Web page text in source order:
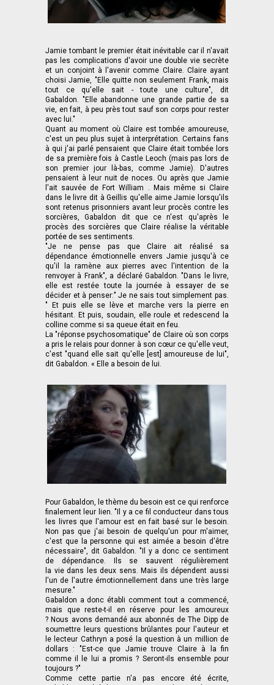
Jamie tombant le premier était inévitable car il n'avait
pas les complications d'avoir une double vie secrète
et un conjoint à l'avenir comme Claire. Claire ayant
choisi Jamie, "Elle quitte non seulement Frank, mais
tout ce qu'elle sait - toute une culture", dit
Gabaldon. "Elle abandonne une grande partie de sa
vie, en fait, à peu près tout sauf son corps pour rester
avec lui."
Quant au moment où Claire est tombée amoureuse,
c'est un peu plus sujet à interprétation. Certains fans
à qui j'ai parlé pensaient que Claire était tombée lors
de sa première fois à Castle Leoch (mais pas lors de
son premier jour là-bas, comme Jamie). D'autres
pensaient à leur nuit de noces. Ou après que Jamie
l'ait sauvée de Fort William . Mais même si Claire
dans le livre dit à Geillis qu'elle aime Jamie lorsqu'ils
sont retenus prisonniers avant leur procès contre les
sorcières, Gabaldon dit que ce n'est qu'après le
procès des sorcières que Claire réalise la véritable
portée de ses sentiments.
"Je ne pense pas que Claire ait réalisé sa
dépendance émotionnelle envers Jamie jusqu'à ce
qu'il la ramène aux pierres avec l'intention de la
renvoyer à Frank", a déclaré Gabaldon. "Dans le livre,
elle est restée toute la journée à essayer de se
décider et à penser:" Je ne sais tout simplement pas.
" Et puis elle se lève et marche vers la pierre en
hésitant. Et puis, soudain, elle roule et redescend la
colline comme si sa queue était en feu.
La "réponse psychosomatique" de Claire où son corps
a pris le relais pour donner à son cœur ce qu'elle veut,
c'est "quand elle sait qu'elle [est] amoureuse de lui",
dit Gabaldon. « Elle a besoin de lui.
Pour Gabaldon, le thème du besoin est ce qui renforce
finalement leur lien. "Il y a ce fil conducteur dans tous
les livres que l'amour est en fait basé sur le besoin.
Non pas que j'ai besoin de quelqu'un pour m'aimer,
c'est que la personne qui est aimée a besoin d'être
nécessaire", dit Gabaldon. "Il y a donc ce sentiment
de dépendance. Ils se sauvent régulièrement
la vie dans les deux sens. Mais ils dépendent aussi
l'un de l'autre émotionnellement dans une très large
mesure."
Gabaldon a donc établi comment tout a commencé,
mais que reste-t-il en réserve pour les amoureux
? Nous avons demandé aux abonnés de The Dipp de
soumettre leurs questions brûlantes pour l'auteur et
le lecteur Cathryn a posé la question à un million de
dollars : "Est-ce que Jamie trouve Claire à la fin
comme il le lui a promis ? Seront-ils ensemble pour
toujours ?"
Comme cette partie n'a pas encore été écrite,